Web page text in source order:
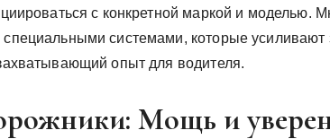
с конкретной маркой и моделью.
системами, которые усиливают
опыт для водителя.
Мощь и